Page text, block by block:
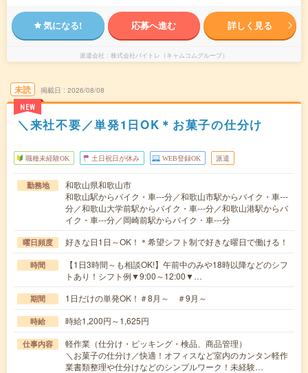
気になる! 応募へ進む 詳しく見る
派遣会社 株式会社バイトレ（キャムコムグループ）
未読
NEW
掲載日 2026/08/08
＼来社不要／単発1日OK＊お菓子の仕分け
職種未経験OK 土日祝日が休み WEB登録OK 派遣
勤務地
和歌山県和歌山市
和歌山駅からバイク・車---分／和歌山市駅からバイク・車---
分／和歌山大学前駅からバイク・車---分／和歌山港駅からバ
イク・車---分／岡崎前駅からバイク・車---分
曜日頻度 好きな日1日～OK！＊希望シフト制で好きな曜日で働ける！
時間
【1日3時間～も相談OK!】午前中のみや18時以降などのシフ
トあり！シフト例▼9:00～12:00▼…
期間 1日だけの単発OK！＃8月～ ＃9月～
時給 時給1,200円～1,625円
仕事内容
軽作業（仕分け・ピッキング・検品、商品管理）
＼お菓子の仕分け／快適！オフィスなど室内のカンタン軽作
業書類整理や仕分けなどのシンプルワーク！未経験…